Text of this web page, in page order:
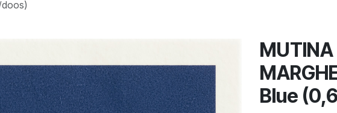
Blue